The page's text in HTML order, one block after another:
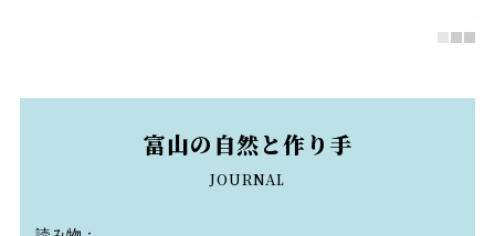
富山の自然と作り手
JOURNAL